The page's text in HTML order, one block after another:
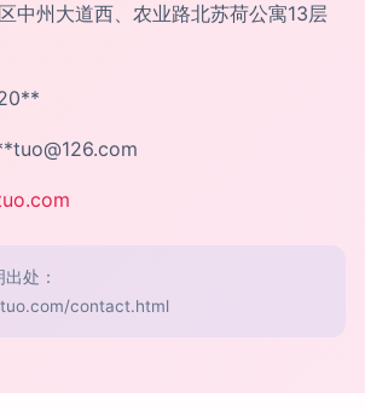
中州大道西、农业路北苏荷公寓13层
tuo@126.com
处：
contact.html